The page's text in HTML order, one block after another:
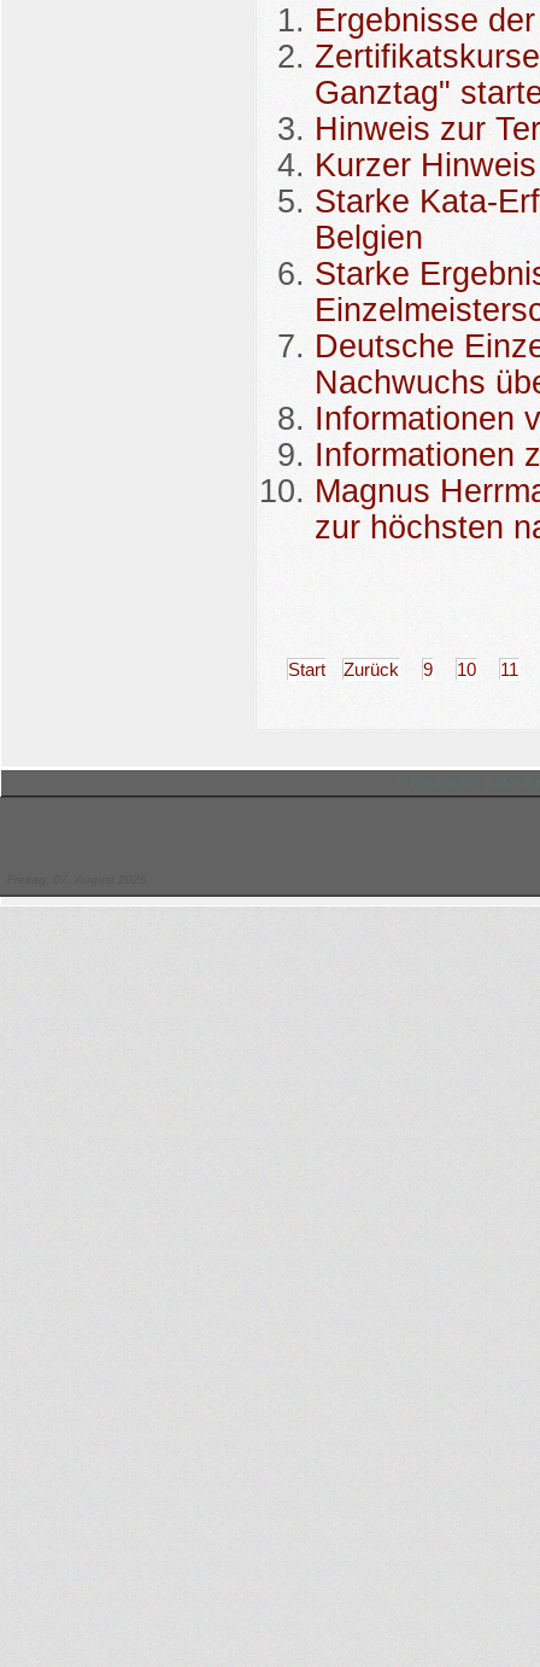
Ergebnisse
Ganztag"
Hinweis zur
Kurzer
Starke Kata-
Belgien
Starke
Deutsche
Nachwuchs
Informationen
Informationen
Magnus
zur höchsten
Start Zurück 9 10 11